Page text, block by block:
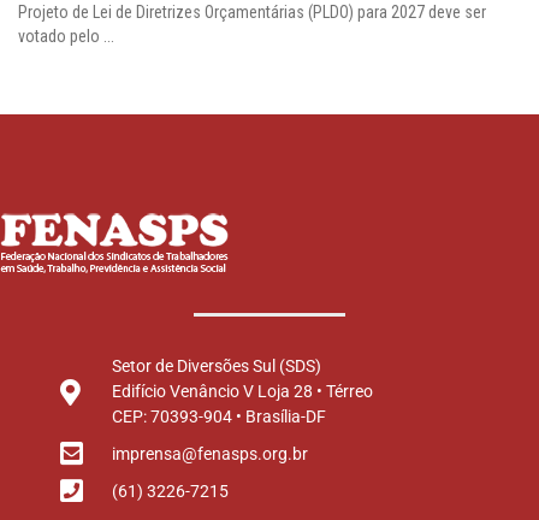
Projeto de Lei de Diretrizes Orçamentárias (PLDO) para 2027 deve ser
votado pelo ...
Setor de Diversões Sul (SDS)
Edifício Venâncio V Loja 28 • Térreo
CEP: 70393-904 • Brasília-DF
imprensa@fenasps.org.br
(61) 3226-7215